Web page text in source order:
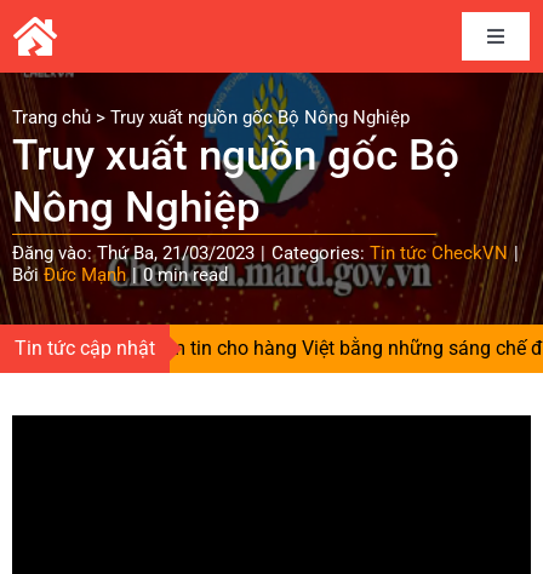
Skip
to
content
Toggle
Home
Câu chuyện thương hiệu
Kết nối cung cầu
Chia sẻ kinh nghiệm
Tài liệu
Trang chủ> Truy xuất nguồn gốc Bộ Nông Nghiệp
Truy xuất nguồn gốc Bộ
Nông Nghiệp
Đăng vào: Thứ Ba, 21/03/2023 | Categories: Tin tức CheckVN |
BởiĐức Mạnh | 0 min read
Tin tức cập nhật
Người gieo niềm tin cho hàng Việt bằng những sáng chế độc